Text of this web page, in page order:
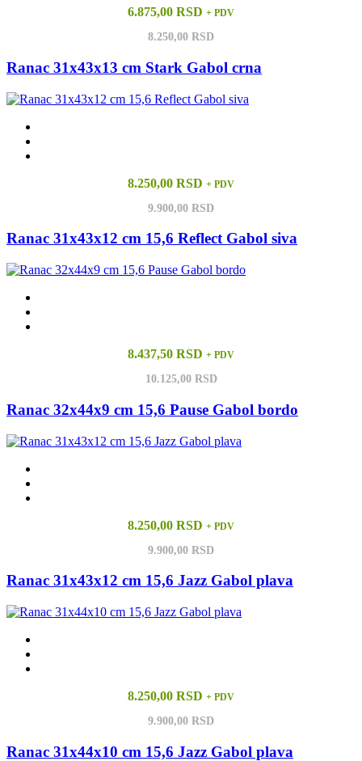
6.875,00 RSD + PDV
8.250,00 RSD
Ranac 31x43x13 cm Stark Gabol crna
8.250,00 RSD + PDV
9.900,00 RSD
Ranac 31x43x12 cm 15,6 Reflect Gabol siva
8.437,50 RSD + PDV
10.125,00 RSD
Ranac 32x44x9 cm 15,6 Pause Gabol bordo
8.250,00 RSD + PDV
9.900,00 RSD
Ranac 31x43x12 cm 15,6 Jazz Gabol plava
8.250,00 RSD + PDV
9.900,00 RSD
Ranac 31x44x10 cm 15,6 Jazz Gabol plava